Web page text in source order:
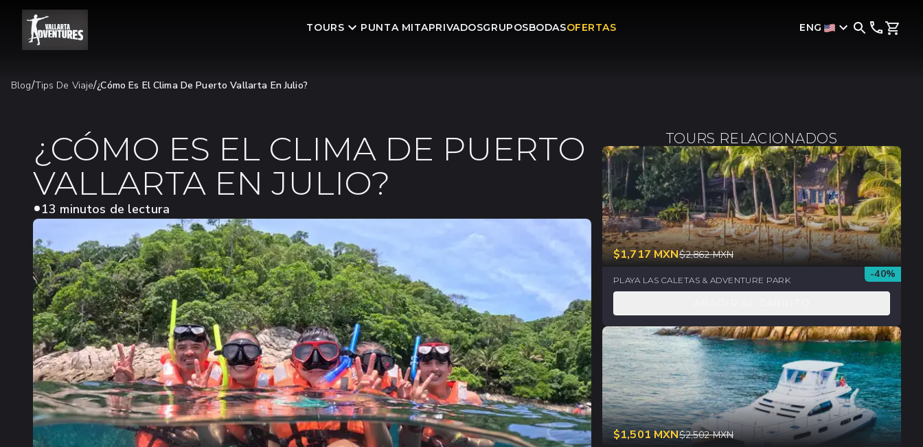
TOURS PUNTA MITAPRIVADOSGRUPOSBODASOFERTAS ENG
Blog/Tips De Viaje/¿Cómo Es El Clima De Puerto Vallarta En Julio?
¿CÓMO ES EL CLIMA DE PUERTO
VALLARTA EN JULIO?
13 minutos de lectura
TOURS RELACIONADOS
$1,717MXN$2,862 MXN
-40%
PLAYA LAS CALETAS & ADVENTURE PARK
$1,501MXN$2,502 MXN